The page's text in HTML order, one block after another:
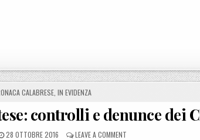
CALABRESE ,IN EVIDENZA
controlli e denunce dei
POSTED ON
28 OTTOBRE 2016 LEAVE A COMMENT ON PROSTITUZIONE NEL